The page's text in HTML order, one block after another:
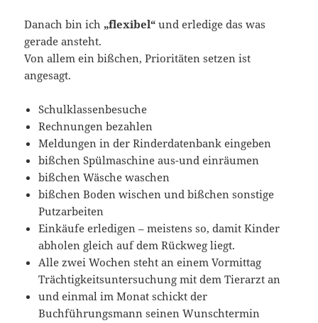
Danach bin ich „flexibel“ und erledige das was
gerade ansteht.
Von allem ein bißchen, Prioritäten setzen ist
angesagt.
Schulklassenbesuche
Rechnungen bezahlen
Meldungen in der Rinderdatenbank eingeben
bißchen Spülmaschine aus-und einräumen
bißchen Wäsche waschen
bißchen Boden wischen und bißchen sonstige
Putzarbeiten
Einkäufe erledigen – meistens so, damit Kinder
abholen gleich auf dem Rückweg liegt.
Alle zwei Wochen steht an einem Vormittag
Trächtigkeitsuntersuchung mit dem Tierarzt an
und einmal im Monat schickt der
Buchführungsmann seinen Wunschtermin